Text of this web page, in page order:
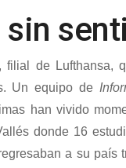
sin
filial de Lufthansa,
Un equipo de
han vivido
donde 16
a su país